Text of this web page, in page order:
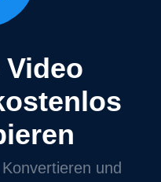
Konvertieren und